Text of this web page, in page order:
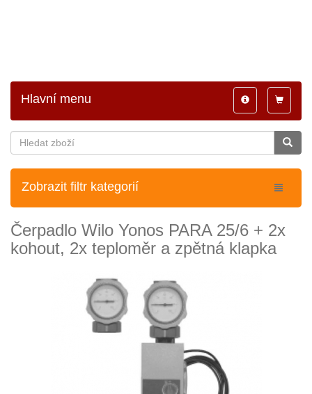
Toggle
Toggle
navigation
Hlavní menu
Zobrazit filtr kategorií
Čerpadlo Wilo Yonos PARA 25/6 + 2x
kohout, 2x teploměr a zpětná klapka